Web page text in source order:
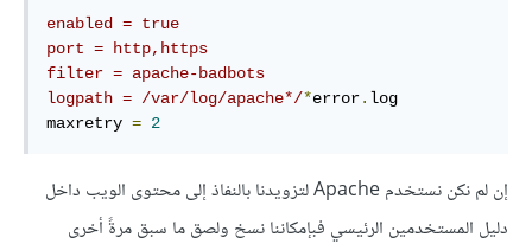
enabled = true
port = http,https
filter = apache-badbots
logpath = /var/log/apache*/*error. log
maxretry = 2
إن لم نكن نستخدم Apache لتزويدنا بالنفاذ إلى محتوى الويب داخل
دليل المستخدمين الرئيسي فبإمكاننا نسخ ولصق ما سبق مرةً أخرى